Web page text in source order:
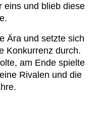
eins und blieb diese
Ära und setzte sich
Konkurrenz durch.
am Ende spielte
Rivalen und die